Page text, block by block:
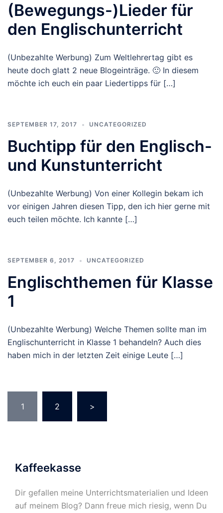
(Bewegungs-)Lieder für
den Englischunterricht
(Unbezahlte Werbung) Zum Weltlehrertag gibt es
heute doch glatt 2 neue Blogeinträge. 🙂 In diesem
möchte ich euch ein paar Liedertipps für […]
SEPTEMBER 17, 2017 UNCATEGORIZED
Buchtipp für den Englisch-
und Kunstunterricht
(Unbezahlte Werbung) Von einer Kollegin bekam ich
vor einigen Jahren diesen Tipp, den ich hier gerne mit
euch teilen möchte. Ich kannte […]
SEPTEMBER 6, 2017 UNCATEGORIZED
Englischthemen für Klasse
1
(Unbezahlte Werbung) Welche Themen sollte man im
Englischunterricht in Klasse 1 behandeln? Auch dies
haben mich in der letzten Zeit einige Leute […]
der
Beiträge
1 2 >
Kaffeekasse
Dir gefallen meine Unterrichtsmaterialien und Ideen
auf meinem Blog? Dann freue mich riesig, wenn Du